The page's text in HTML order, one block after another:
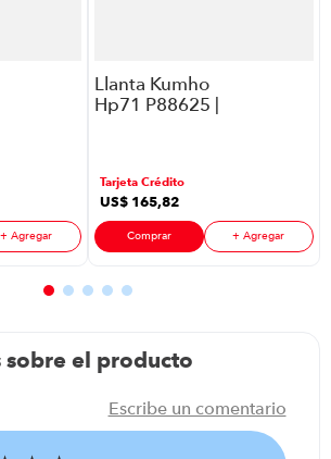
+ Agregar
Llanta Kumho
Hp71 P88625 |
Tarjeta Crédito
US$ 165,82
Comprar + Agregar
sobre el producto
Escribe un comentario